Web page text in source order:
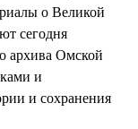
о Великой
сегодня
архива Омской
и
и сохранения